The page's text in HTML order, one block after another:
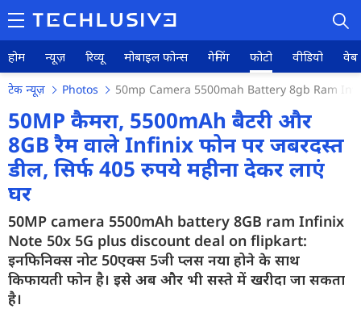
होम न्यूज़ रिव्यू मोबाइल फोन्स गेमिंग फोटो वीडियो वेब
होम
न्यूज़
रिव्यू
मोबाइल फोन्स
गेमिंग
टेक न्यूज़ Photos 50mp Camera 5500mah Battery 8gb Ram
50MP कैमरा, 5500mAh बैटरी और
8GB रैम वाले Infinix फोन पर जबरदस्त
डील, सिर्फ 405 रुपये महीना देकर लाएं
घर
50MP camera 5500mAh battery 8GB ram Infinix
Note 50x 5G plus discount deal on flipkart:
इनफिनिक्स नोट 50एक्स 5जी प्लस नया होने के साथ
किफायती फोन है। इसे अब और भी सस्ते में खरीदा जा सकता
है।